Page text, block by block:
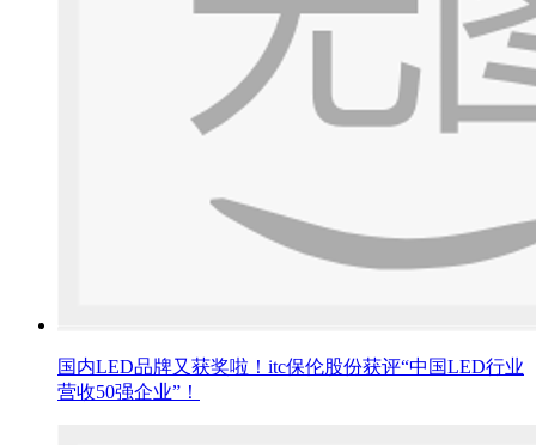
国内LED品牌又获奖啦！itc保伦股份获评“中国LED行业
营收50强企业”！